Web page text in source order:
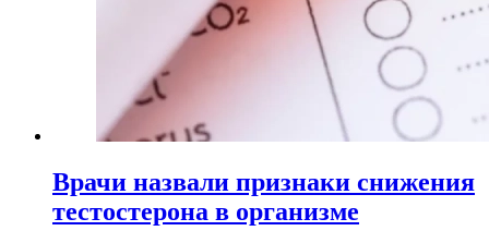
Врачи назвали признаки снижения
тестостерона в организме